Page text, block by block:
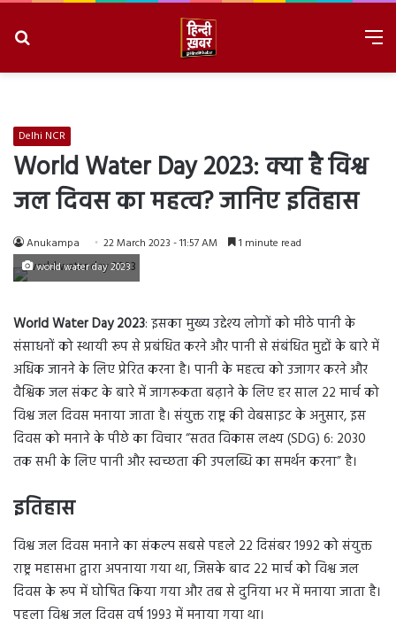
Delhi NCR
World Water Day 2023: क्या है विश्व
जल दिवस का महत्व? जानिए इतिहास
Anukampa 22 March 2023 - 11:57 AM 1 minute read
world water day 2023
World Water Day 2023: इसका मुख्य उद्देश्य लोगों को मीठे पानी के
संसाधनों को स्थायी रूप से प्रबंधित करने और पानी से संबंधित मुद्दों के बारे में
अधिक जानने के लिए प्रेरित करना है। पानी के महत्व को उजागर करने और
वैश्विक जल संकट के बारे में जागरूकता बढ़ाने के लिए हर साल 22 मार्च को
विश्व जल दिवस मनाया जाता है। संयुक्त राष्ट्र की वेबसाइट के अनुसार, इस
दिवस को मनाने के पीछे का विचार “सतत विकास लक्ष्य (SDG) 6: 2030
तक सभी के लिए पानी और स्वच्छता की उपलब्धि का समर्थन करना” है।
इतिहास
विश्व जल दिवस मनाने का संकल्प सबसे पहले 22 दिसंबर 1992 को संयुक्त
राष्ट्र महासभा द्वारा अपनाया गया था, जिसके बाद 22 मार्च को विश्व जल
दिवस के रूप में घोषित किया गया और तब से दुनिया भर में मनाया जाता है।
पहला विश्व जल दिवस वर्ष 1993 में मनाया गया था।